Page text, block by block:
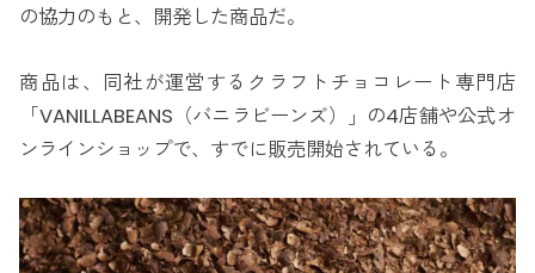
の協力のもと、開発した商品だ。
商品は、同社が運営するクラフトチョコレート専門店
「VANILLABEANS（バニラビーンズ）」の4店舗や公式オ
ンラインショップで、すでに販売開始されている。